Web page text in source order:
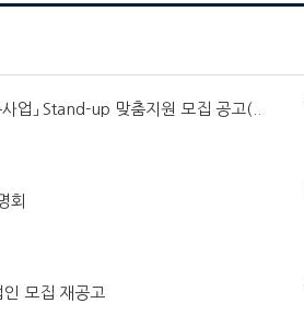
업」 Stand-up 맞춤지원 모집 공고(..
회
모집 재공고